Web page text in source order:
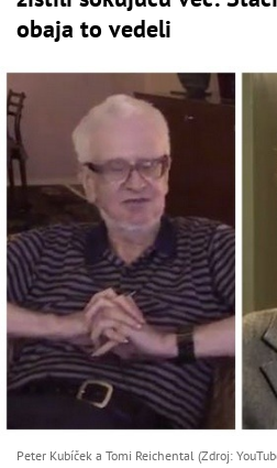
obaja to vedeli
Peter Kubíček a Tomi Reichental (Zdroj: